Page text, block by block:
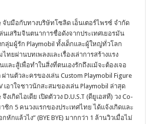
จับมือกับทางบริษัทโซลิด เอ็นเตอร์ไพรซ์ จำกัด
นเสริมจินตนาการชื่อดังจากประเทศเยอรมัน
ลุ่มผู้รัก Playmobil ทั้งเด็กและผู้ใหญ่ทั่วโลก
ทยผ่านบทเพลงและเรื่องเล่าการสร้างแรง
ละสู้เพื่อทำในสิ่งที่ตนเองรักถึงแม้จะต้องเจอ
านตัวละครของเล่น Custom Playmobil Figure
อาใจชาวนักสะสมของเล่น Playmobil ล่าสุด
งเกิดไอเดีย เปิดตัววง D.U.S.T (ดียูเอสที) วง Co-
ชิก 5 คนวงแรกของประเทศไทย ได้แจ้งเกิดและ
หักแล้วไง” (BYE BYE) มากกว่า 1 ล้านวิวเมื่อไม่